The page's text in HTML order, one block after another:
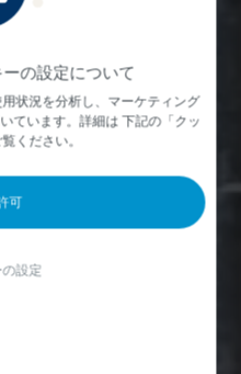
の設定について
状況を分析し、マーケティング
ています。詳細は 下記の「クッ
ください。
可
の設定